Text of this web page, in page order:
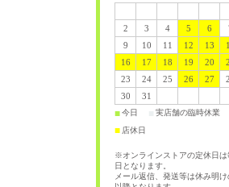
2
3 4 5 6
9
10 11 12 13
16
17 18 19 20
23
24 25 26 27
30
31
■今日 実店舗の臨時休業
■ 店休日
※オンラインストアの定休日は
日となります。
メール返信、発送等は休み明け